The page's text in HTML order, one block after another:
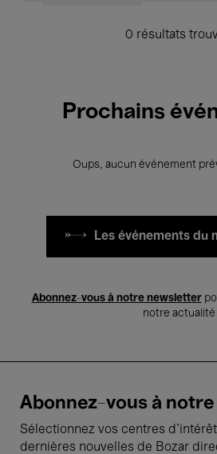
0 résultats
Prochains
Oups, aucun événement
Les événements du
Abonnez-vous à notre newsletter
notre actualité
Abonnez-vous à
Sélectionnez vos centres
dernières nouvelles de Bozar